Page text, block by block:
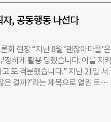
, 공동행동 나선다
회 현장 “지난 8월 ‘괜찮아마을‘은
정하게 활용 당했습니다. 이를 지켜
또 격분했습니다.” 지난 21일 서
걸까?’라는 제목으로 열린 토론